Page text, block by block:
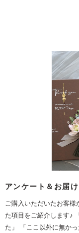
アンケート＆お届
ご購入いただいたお客様
た項目をご紹介します♪
た」 「ここ以外に無か